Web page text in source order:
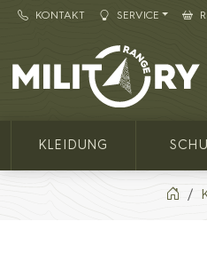
KONTAKT SERVICE
Army shop
KLEIDUNG